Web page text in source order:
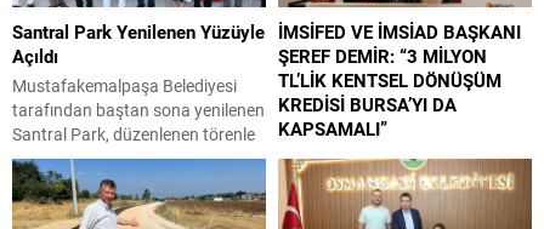
Santral Park Yenilenen Yüzüyle
Açıldı
Mustafakemalpaşa Belediyesi
tarafından baştan sona yenilenen
Santral Park, düzenlenen törenle
yeniden vatandaşların hizmetine
açıldı. Uzun süredir atıl durumda
bulunan alan, gerçekleştirilen
İMSİFED VE İMSİAD BAŞKANI
ŞEREF DEMİR: “3 MİLYON
TL’LİK KENTSEL DÖNÜŞÜM
KREDİSİ BURSA’YI DA
KAPSAMALI”
Çevre, Şehircilik ve İklim Değişikliği
Bakanlığı ile Hazine ve Maliye
Bakanlığı tarafından hayata